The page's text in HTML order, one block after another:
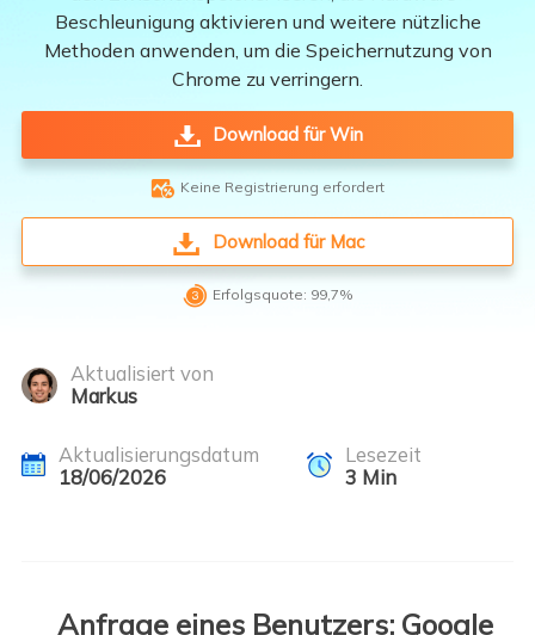
Beschleunigung aktivieren und weitere nützliche
Methoden anwenden, um die Speichernutzung von
Chrome zu verringern.
Download für Win
 Keine Registrierung erfordert
Download für Mac
 Erfolgsquote: 99,7%
Aktualisiert von
Markus
Aktualisierungsdatum
18/06/2026
Lesezeit
3 Min
Anfrage eines Benutzers: Google